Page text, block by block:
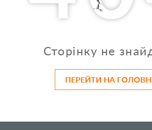
Сторінку не
ПЕРЕЙТИ НА